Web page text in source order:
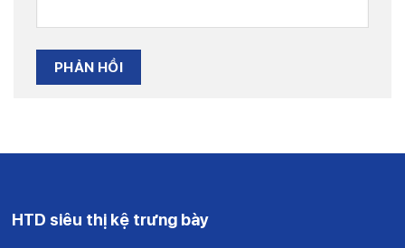
HTD siêu thị kệ trưng bày